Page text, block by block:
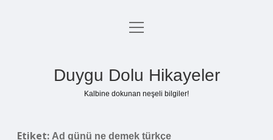
Anasayfa
menüyü
Duygu Dolu Hikayeler
Kalbine dokunan neşeli bilgiler!
Etiket: Ad günü ne demek türkçe